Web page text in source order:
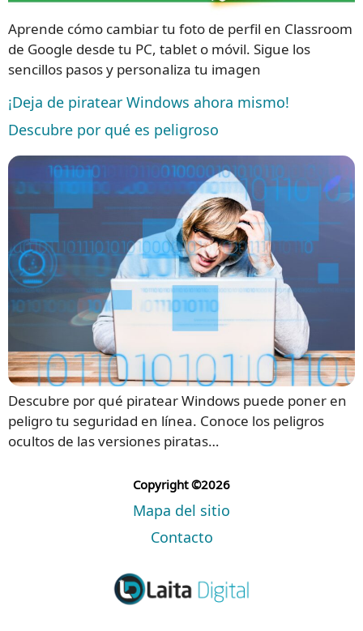
Aprende cómo cambiar tu foto de perfil en Classroom
de Google desde tu PC, tablet o móvil. Sigue los
sencillos pasos y personaliza tu imagen
¡Deja de piratear Windows ahora mismo!
Descubre por qué es peligroso
Descubre por qué piratear Windows puede poner en
peligro tu seguridad en línea. Conoce los peligros
ocultos de las versiones piratas…
Copyright ©2026
Mapa del sitio
Contacto